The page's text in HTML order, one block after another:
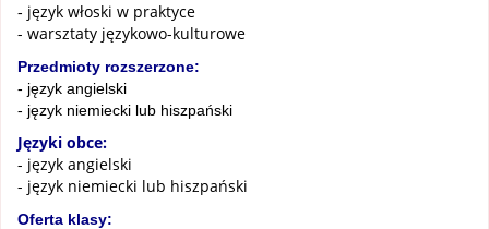
- język włoski w praktyce
- warsztaty językowo-kulturowe
Przedmioty rozszerzone:
- język angielski
- język niemiecki lub hiszpański
Języki obce:
- język angielski
- język niemiecki lub hiszpański
Oferta klasy: